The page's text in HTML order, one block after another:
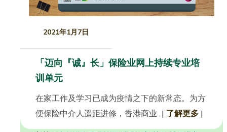
2021年1月7日
「迈向『诚』长」保险业网上持续专业培
训单元
在家工作及学习已成为疫情之下的新常态。为方
便保险中介人遥距进修，香港商业...| 了解更多 |